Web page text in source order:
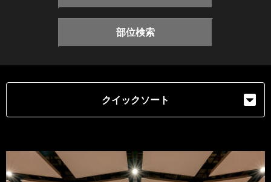
部位検索
クイックソート